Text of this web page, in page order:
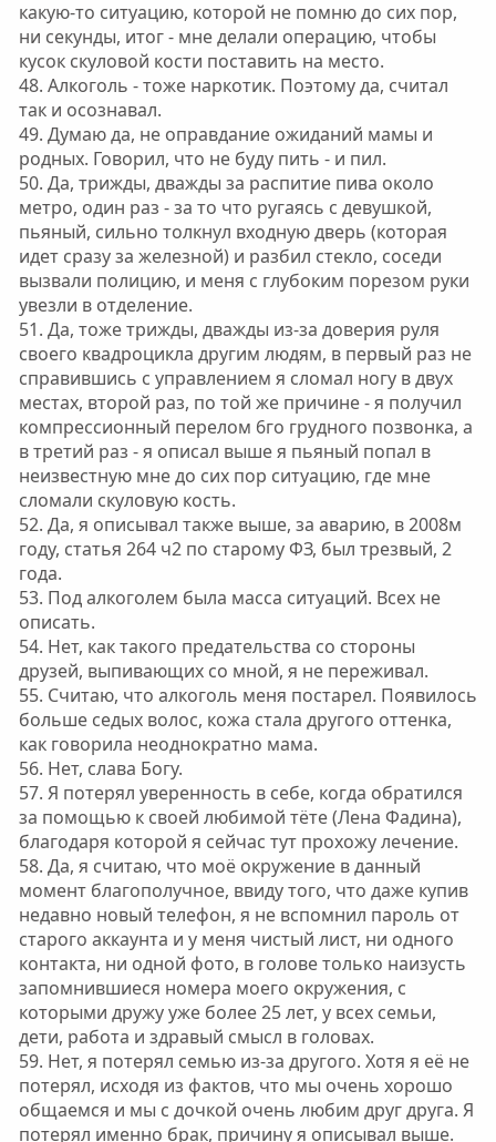
какую-то ситуацию, которой не помню до сих пор,
ни секунды, итог - мне делали операцию, чтобы
кусок скуловой кости поставить на место.
48. Алкоголь - тоже наркотик. Поэтому да, считал
так и осознавал.
49. Думаю да, не оправдание ожиданий мамы и
родных. Говорил, что не буду пить - и пил.
50. Да, трижды, дважды за распитие пива около
метро, один раз - за то что ругаясь с девушкой,
пьяный, сильно толкнул входную дверь (которая
идет сразу за железной) и разбил стекло, соседи
вызвали полицию, и меня с глубоким порезом руки
увезли в отделение.
51. Да, тоже трижды, дважды из-за доверия руля
своего квадроцикла другим людям, в первый раз не
справившись с управлением я сломал ногу в двух
местах, второй раз, по той же причине - я получил
компрессионный перелом 6го грудного позвонка, а
в третий раз - я описал выше я пьяный попал в
неизвестную мне до сих пор ситуацию, где мне
сломали скуловую кость.
52. Да, я описывал также выше, за аварию, в 2008м
году, статья 264 ч2 по старому ФЗ, был трезвый, 2
года.
53. Под алкоголем была масса ситуаций. Всех не
описать.
54. Нет, как такого предательства со стороны
друзей, выпивающих со мной, я не переживал.
55. Считаю, что алкоголь меня постарел. Появилось
больше седых волос, кожа стала другого оттенка,
как говорила неоднократно мама.
56. Нет, слава Богу.
57. Я потерял уверенность в себе, когда обратился
за помощью к своей любимой тёте (Лена Фадина),
благодаря которой я сейчас тут прохожу лечение.
58. Да, я считаю, что моё окружение в данный
момент благополучное, ввиду того, что даже купив
недавно новый телефон, я не вспомнил пароль от
старого аккаунта и у меня чистый лист, ни одного
контакта, ни одной фото, в голове только наизусть
запомнившиеся номера моего окружения, с
которыми дружу уже более 25 лет, у всех семьи,
дети, работа и здравый смысл в головах.
59. Нет, я потерял семью из-за другого. Хотя я её не
потерял, исходя из фактов, что мы очень хорошо
общаемся и мы с дочкой очень любим друг друга. Я
потерял именно брак, причину я описывал выше.